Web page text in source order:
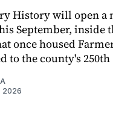
History will open a
September, inside
once housed
to the county's
2026